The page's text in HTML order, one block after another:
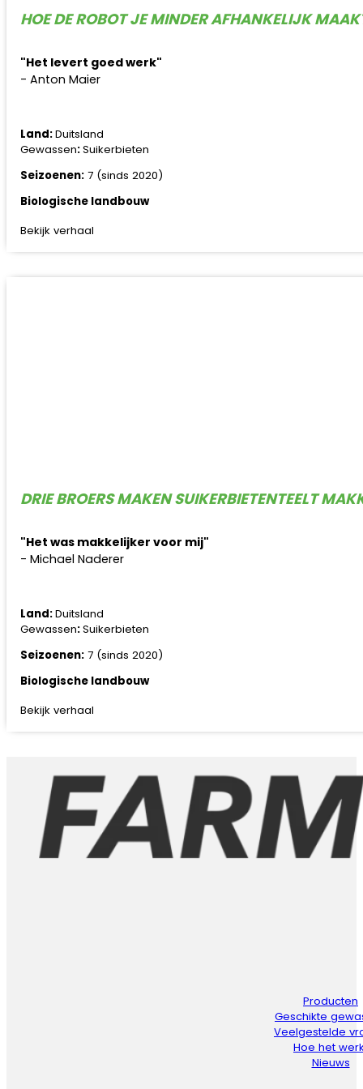
HOE DE ROBOT JE MINDER AFHANKELIJK
"Het levert goed werk"
- Anton Maier
Land:Duitsland
Gewassen:Suikerbieten
Seizoenen:7 (sinds 2020)
Biologische landbouw
Bekijk verhaal
DRIE BROERS MAKEN SUIKERBIETENTEELT
"Het was makkelijker voor mij"
- Michael Naderer
Land:Duitsland
Gewassen:Suikerbieten
Seizoenen:7 (sinds 2020)
Biologische landbouw
Bekijk verhaal
Producten
Geschikte
Veelgestelde
Hoe het
Nieuws